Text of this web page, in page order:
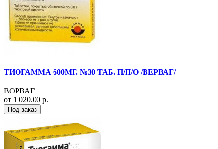
ТИОГАММА 600МГ. №30 ТАБ. П/П/О /ВЕРВАГ/
ВОРВАГ
от 1 020.00 р.
Под заказ